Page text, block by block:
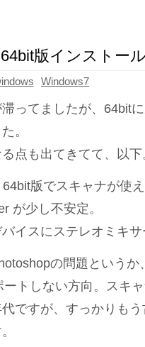
版インストー
Windows7
ってましたが、64bit
。
点も出てきてて、以下
64bit版でスキャナが使
が少し不安定。
イスにステレオミキ
の問題という
ートしない方向。スキ
ですが、すっかりも